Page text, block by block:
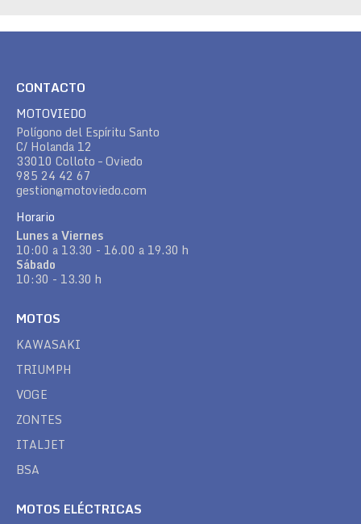
CONTACTO
MOTOVIEDO
Polígono del Espíritu Santo
C/ Holanda 12
33010 Colloto – Oviedo
985 24 42 67
gestion@motoviedo.com
Horario
Lunes a Viernes
10:00 a 13.30 - 16.00 a 19.30 h
Sábado
10:30 - 13.30 h
MOTOS
KAWASAKI
TRIUMPH
VOGE
ZONTES
ITALJET
BSA
MOTOS ELÉCTRICAS